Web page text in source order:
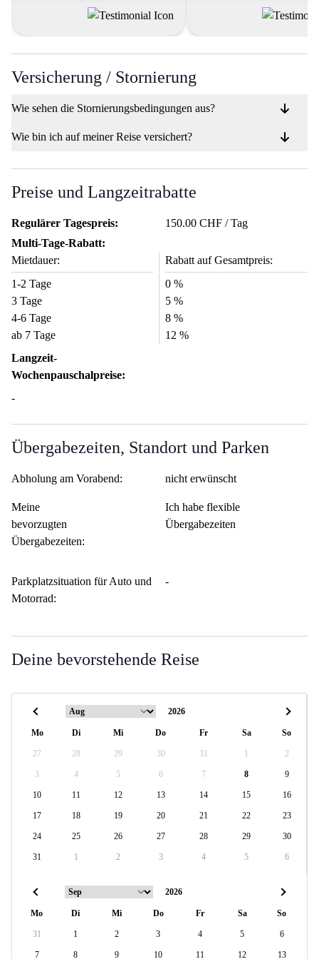
begeistert von der großen Auswahl
Motorrads zu einer nahtlosen
Erfahrung zu machen."
Versicherung / Stornierung
Wie sehen die Stornierungsbedingungen aus?
Wie bin ich auf meiner Reise versichert?
Preise und Langzeitrabatte
Regulärer Tagespreis:
150.00 CHF / Tag
Multi-Tage-Rabatt:
Mietdauer:
Rabatt auf Gesamtpreis:
1-2 Tage
0 %
3 Tage
5 %
4-6 Tage
8 %
ab 7 Tage
12 %
Langzeit-
Wochenpauschalpreise:
-
Übergabezeiten, Standort und Parken
Abholung am Vorabend: nicht erwünscht
Meine
bevorzugten
Übergabezeiten:
Ich habe flexible
Übergabezeiten
Parkplatzsituation für Auto und
Motorrad:
-
Deine bevorstehende Reise
Mo Di Mi Do Fr Sa So
27 28 29 30 31 1 2
3 4 5 6 7 8 9
10 11 12 13 14 15 16
17 18 19 20 21 22 23
24 25 26 27 28 29 30
31 1 2 3 4 5 6
Mo Di Mi Do Fr Sa So
31 1 2 3 4 5 6
7 8 9 10 11 12 13